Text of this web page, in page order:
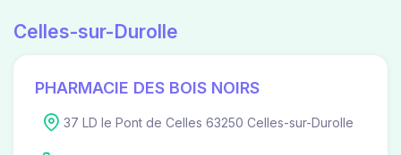
Celles-sur-Durolle
PHARMACIE DES BOIS NOIRS
37 LD le Pont de Celles 63250 Celles-sur-Durolle